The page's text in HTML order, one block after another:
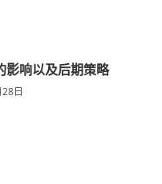
影响以及后期策略
日